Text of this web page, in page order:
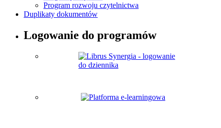
Program rozwoju czytelnictwa
Duplikaty dokumentów
Logowanie do programów